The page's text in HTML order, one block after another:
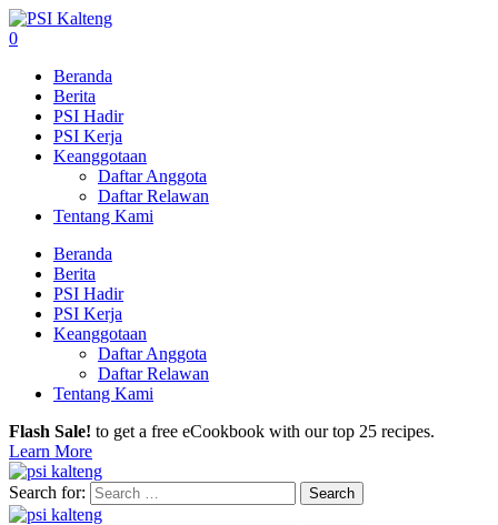
0
Beranda
Berita
PSI Hadir
PSI Kerja
Keanggotaan
Daftar Anggota
Daftar Relawan
Tentang Kami
Beranda
Berita
PSI Hadir
PSI Kerja
Keanggotaan
Daftar Anggota
Daftar Relawan
Tentang Kami
Flash Sale! to get a free eCookbook with our top 25 recipes.
Learn More
Search for: